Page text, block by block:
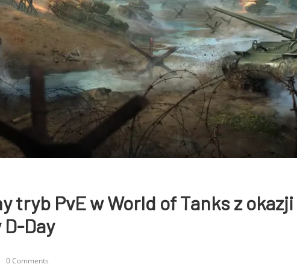
tryb PvE w World of Tanks z
Day
0 Comments